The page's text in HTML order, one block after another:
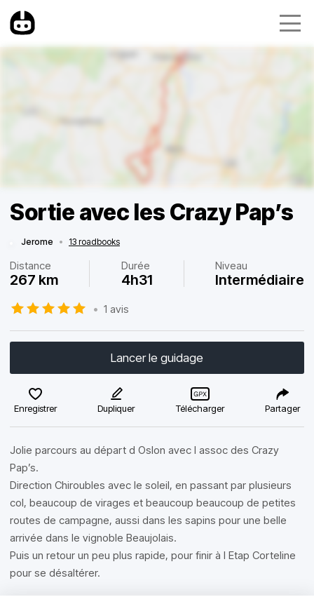
Sortie avec les Crazy Pap’s
Jerome • 13 roadbooks
Distance
267 km
Durée
4h31
Niveau
Intermédiaire
• 1 avis
Lancer le guidage
Enregistrer Dupliquer Télécharger Partager
Jolie parcours au départ d Oslon avec l assoc des Crazy
Pap’s.
Direction Chiroubles avec le soleil, en passant par plusieurs
col, beaucoup de virages et beaucoup beaucoup de petites
routes de campagne, aussi dans les sapins pour une belle
arrivée dans le vignoble Beaujolais.
Puis un retour un peu plus rapide, pour finir à l Etap Corteline
pour se désaltérer.